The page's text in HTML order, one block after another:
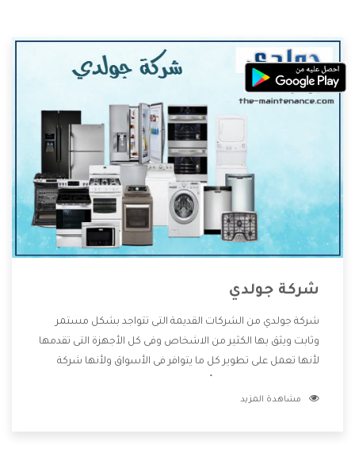
شركة جولدي
شركة جولدي من الشركات القديمة التى تتواجد بشكل مستمر
وثابت ويثق بها الكثير من الاشخاص وفى كل الأجهزة التى تقدمها
لأنها تعمل على تطوير كل ما يتوافر فى الأسواق ولأنها شركة
وتقدم للعملاء أقوى العروض والخصومات التى تسهل على
مشاهدة المزيد